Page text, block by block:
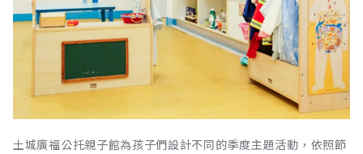
土城廣福公托親子館為孩子們設計不同的季度主題活動，依照節